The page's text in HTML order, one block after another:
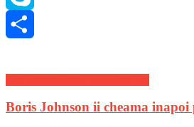
Skype
Boris Johnson ii cheama